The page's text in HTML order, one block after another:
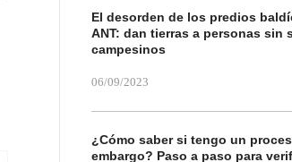
El desorden de los predios
ANT: dan tierras a personas sin
campesinos
06/09/2023
¿Cómo saber si tengo un
embargo? Paso a paso para